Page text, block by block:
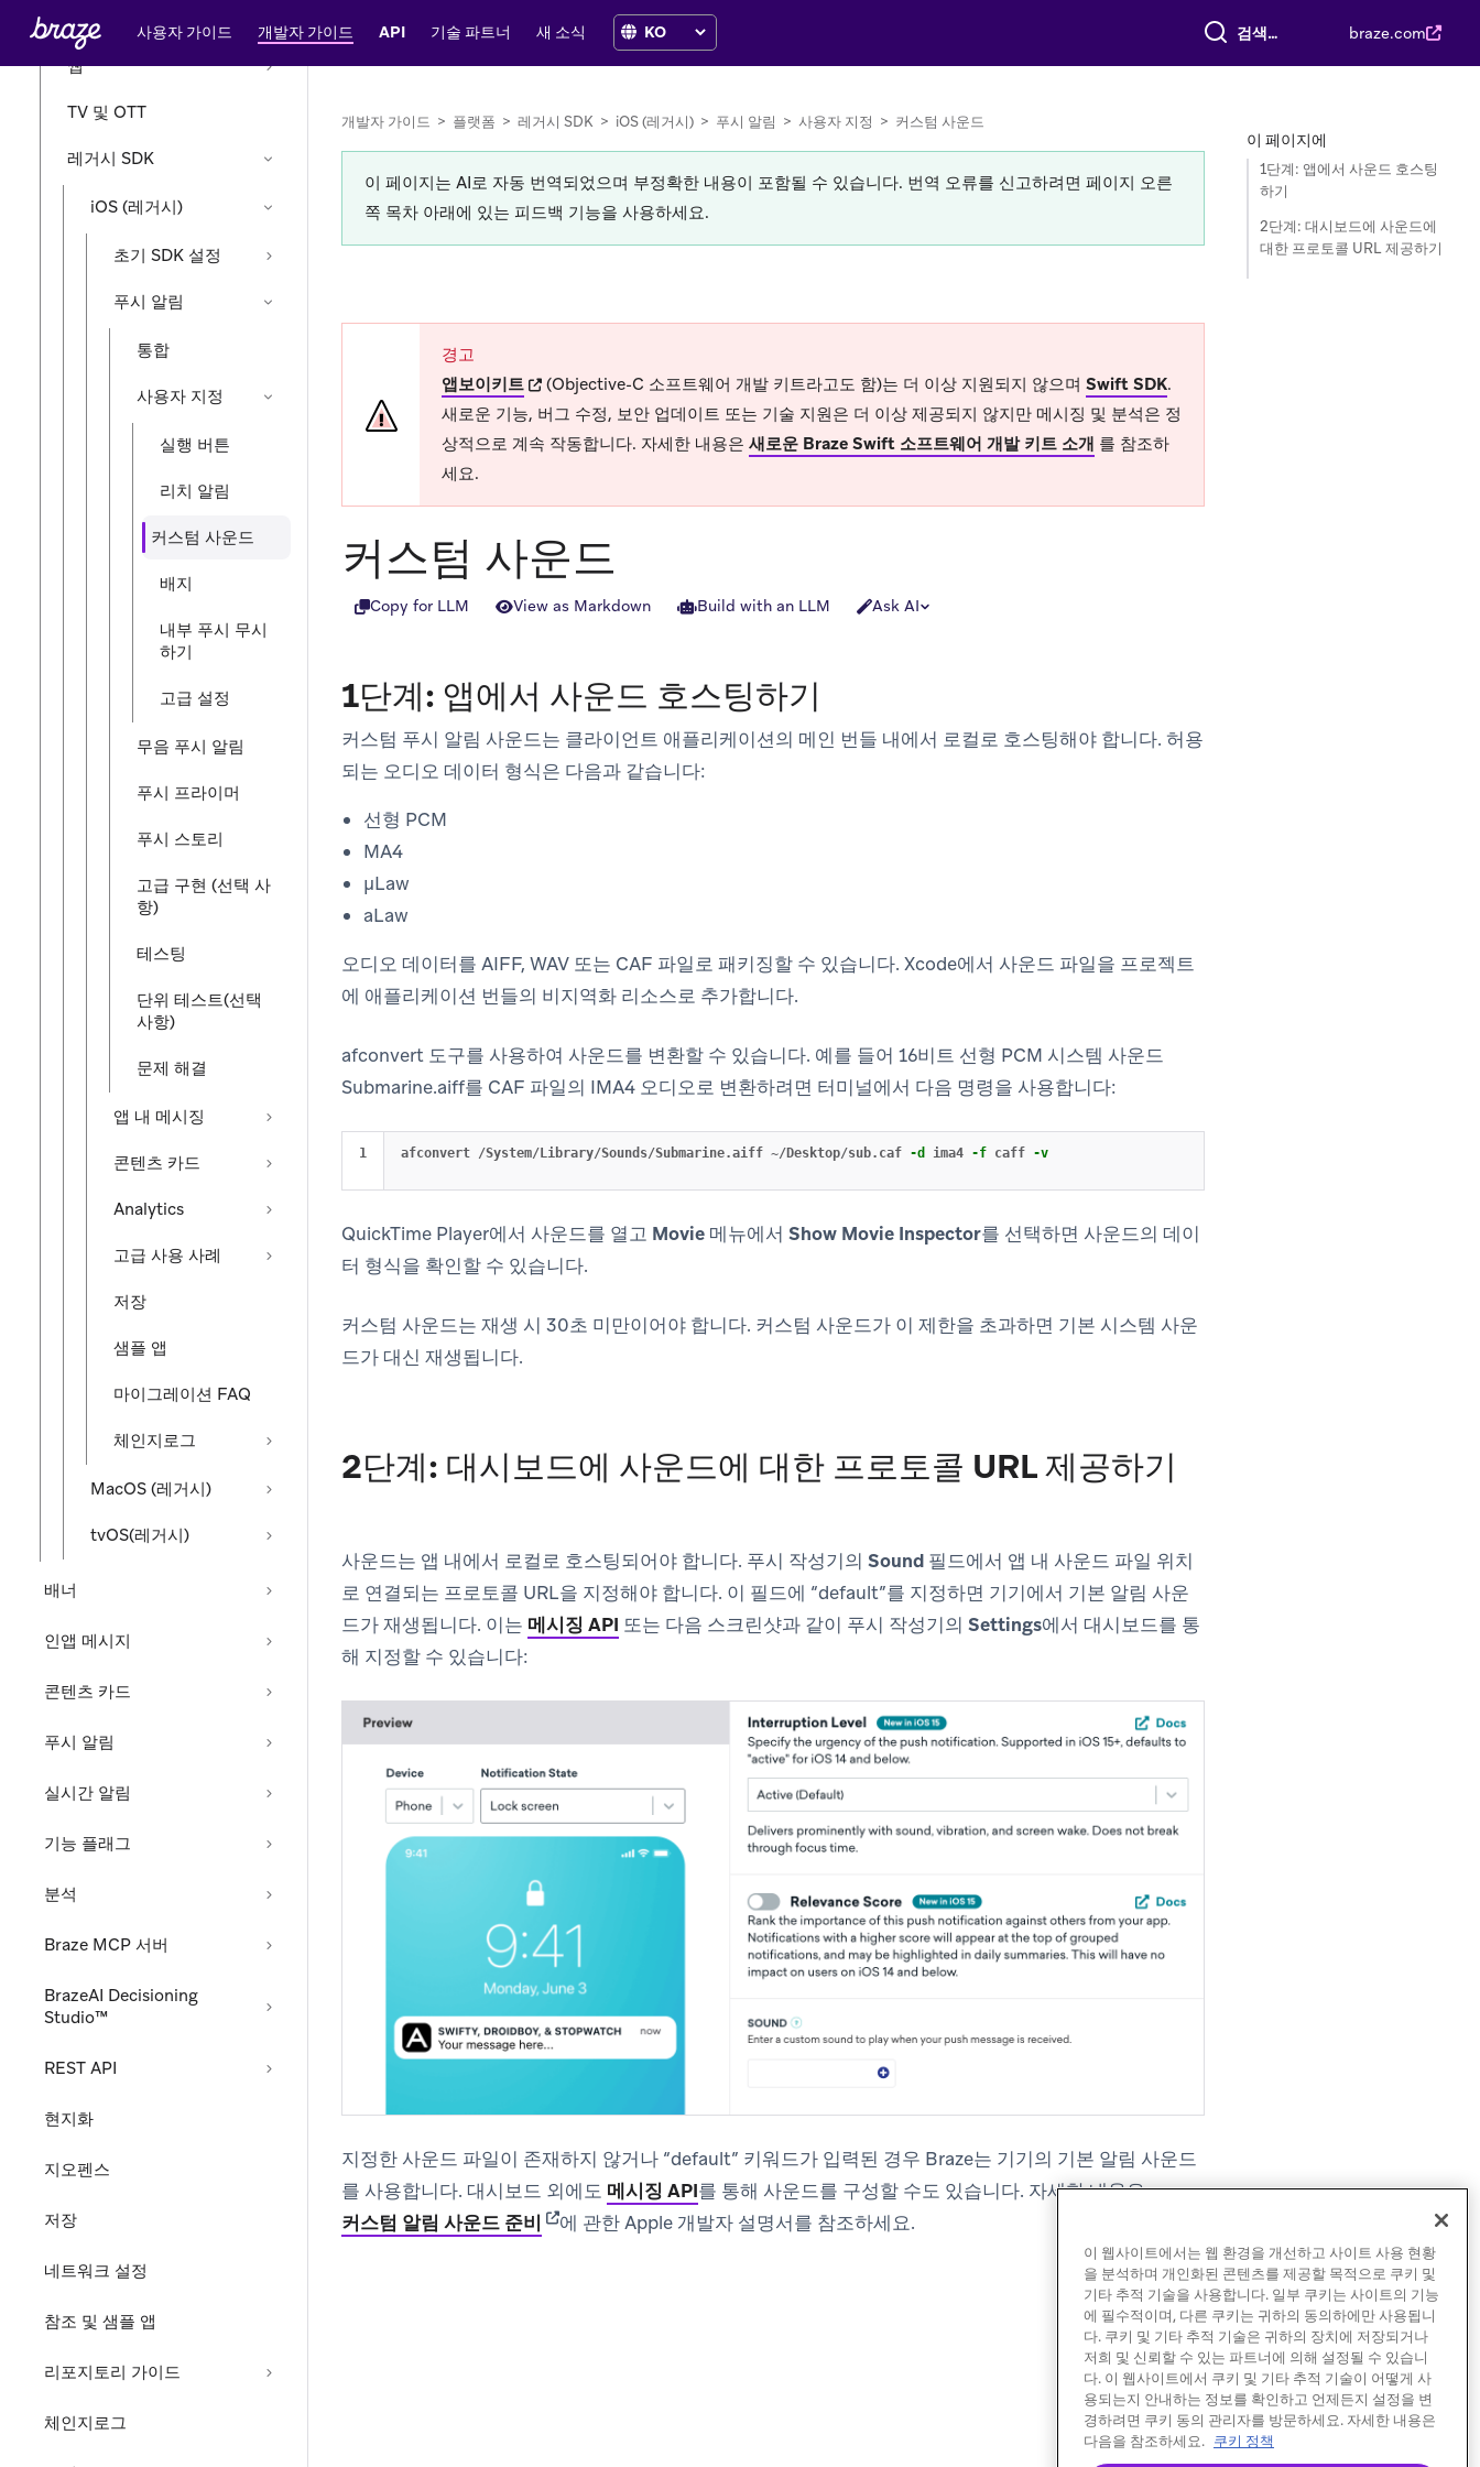
사용자 가이드 개발자 가이드 API 기술 파트너 새 소식 전체 검색 braze.com
Swift
웹
TV 및 OTT
레거시 SDK
iOS (레거시)
초기 SDK 설정
푸시 알림
통합
사용자 지정
실행 버튼
리치 알림
커스텀 사운드
배지
내부 푸시 무시
하기
고급 설정
무음 푸시 알림
푸시 프라이머
푸시 스토리
고급 구현 (선택 사
항)
테스팅
단위 테스트(선택
사항)
문제 해결
앱 내 메시징
콘텐츠 카드
Analytics
고급 사용 사례
저장
샘플 앱
마이그레이션 FAQ
체인지로그
MacOS (레거시)
tvOS(레거시)
배너
인앱 메시지
콘텐츠 카드
푸시 알림
실시간 알림
기능 플래그
분석
Braze MCP 서버
BrazeAI Decisioning
Studio™
REST API
현지화
지오펜스
저장
네트워크 설정
참조 및 샘플 앱
리포지토리 가이드
체인지로그
개발자 가이드 > 플랫폼 > 레거시 SDK > iOS (레거시) > 푸시 알림 > 사용자 지정 > 커스텀 사운드
이 페이지는 AI로 자동 번역되었으며 부정확한 내용이 포함될 수 있습니다. 번역 오류를 신고하려면 페이지 오른
쪽 목차 아래에 있는 피드백 기능을 사용하세요.
경고
앱보이키트(opens in new tab)
(Objective-C 소프트웨어 개발 키트라고도 함)는 더 이상 지원되지 않으며 Swift SDK.
새로운 기능, 버그 수정, 보안 업데이트 또는 기술 지원은 더 이상 제공되지 않지만 메시징 및 분석은 정
상적으로 계속 작동합니다. 자세한 내용은 새로운 Braze Swift 소프트웨어 개발 키트 소개 를 참조하
세요.
커스텀 사운드
Copy for LLM View as Markdown Build with an LLM Ask AI
1단계: 앱에서 사운드 호스팅하기
커스텀 푸시 알림 사운드는 클라이언트 애플리케이션의 메인 번들 내에서 로컬로 호스팅해야 합니다. 허용
되는 오디오 데이터 형식은 다음과 같습니다:
선형 PCM
MA4
µLaw
aLaw
오디오 데이터를 AIFF, WAV 또는 CAF 파일로 패키징할 수 있습니다. Xcode에서 사운드 파일을 프로젝트
에 애플리케이션 번들의 비지역화 리소스로 추가합니다.
afconvert 도구를 사용하여 사운드를 변환할 수 있습니다. 예를 들어 16비트 선형 PCM 시스템 사운드
Submarine.aiff를 CAF 파일의 IMA4 오디오로 변환하려면 터미널에서 다음 명령을 사용합니다:
afconvert /System/Library/Sounds/Submarine.aiff ~/Desktop/sub.caf -d ima4 -f caff -v
QuickTime Player에서 사운드를 열고 Movie 메뉴에서 Show Movie Inspector를 선택하면 사운드의 데이
터 형식을 확인할 수 있습니다.
커스텀 사운드는 재생 시 30초 미만이어야 합니다. 커스텀 사운드가 이 제한을 초과하면 기본 시스템 사운
드가 대신 재생됩니다.
2단계: 대시보드에 사운드에 대한 프로토콜 URL 제공하기
사운드는 앱 내에서 로컬로 호스팅되어야 합니다. 푸시 작성기의 Sound 필드에서 앱 내 사운드 파일 위치
로 연결되는 프로토콜 URL을 지정해야 합니다. 이 필드에 “default”를 지정하면 기기에서 기본 알림 사운
드가 재생됩니다. 이는 메시징 API 또는 다음 스크린샷과 같이 푸시 작성기의 Settings에서 대시보드를 통
해 지정할 수 있습니다:
지정한 사운드 파일이 존재하지 않거나 “default” 키워드가 입력된 경우 Braze는 기기의 기본 알림 사운드
를 사용합니다. 대시보드 외에도 메시징 API를 통해 사운드를 구성할 수도 있습니다. 자세한 내용은
커스텀 알림 사운드 준비 (opens in new tab)
에 관한 Apple 개발자 설명서를 참조하세요.
이 페이지에
1단계: 앱에서 사운드 호스팅
하기
2단계: 대시보드에 사운드에
대한 프로토콜 URL 제공하기
이 웹사이트에서는 웹 환경을 개선하고 사이트 사용 현황
을 분석하며 개인화된 콘텐츠를 제공할 목적으로 쿠키 및
기타 추적 기술을 사용합니다. 일부 쿠키는 사이트의 기능
에 필수적이며, 다른 쿠키는 귀하의 동의하에만 사용됩니
다. 쿠키 및 기타 추적 기술은 귀하의 장치에 저장되거나
저희 및 신뢰할 수 있는 파트너에 의해 설정될 수 있습니
다. 이 웹사이트에서 쿠키 및 기타 추적 기술이 어떻게 사
용되는지 안내하는 정보를 확인하고 언제든지 설정을 변
경하려면 쿠키 동의 관리자를 방문하세요. 자세한 내용은
다음을 참조하세요. 쿠키 정책